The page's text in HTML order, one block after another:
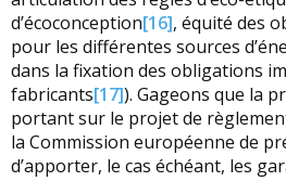
d’écoconception[16], équité des
pour les différentes sources
dans la fixation des obligations
fabricants[17]). Gageons que la
portant sur le projet de
la Commission européenne de
d’apporter, le cas échéant, les